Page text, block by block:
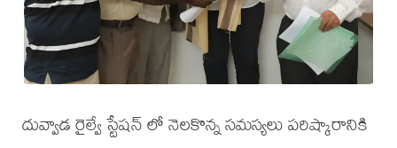
దువ్వాడ రైల్వే స్టేషన్ లో నెలకొన్న సమస్యలు పరిష్కారానికి